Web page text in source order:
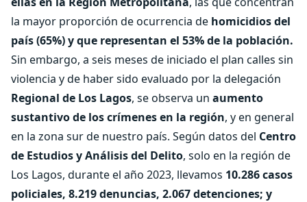
la mayor proporción de ocurrencia de homicidios del
país (65%) y que representan el 53% de la población.
Sin embargo, a seis meses de iniciado el plan calles sin
violencia y de haber sido evaluado por la delegación
Regional de Los Lagos, se observa un aumento
sustantivo de los crímenes en la región, y en general
en la zona sur de nuestro país. Según datos del Centro
de Estudios y Análisis del Delito, solo en la región de
Los Lagos, durante el año 2023, llevamos 10.286 casos
policiales, 8.219 denuncias, 2.067 detenciones; y